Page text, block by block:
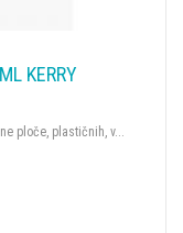
KERRY
ploče, plastičnih, v...